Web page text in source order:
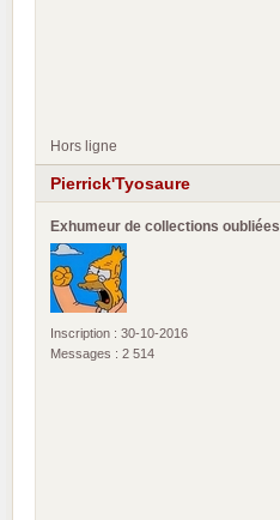
Hors ligne
Pierrick'Tyosaure
Exhumeur de collections oubliées
Inscription : 30-10-2016
Messages : 2 514